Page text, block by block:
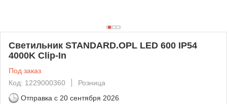
Светильник STANDARD.OPL LED 600 IP54
4000K Clip-In
Под заказ
Код: 1229000360
Розница
Отправка с 20 сентября 2026